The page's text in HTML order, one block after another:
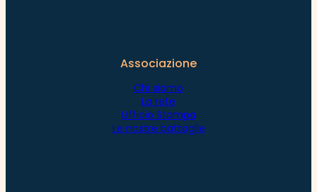
Associazione
Chi siamo
La rete
Ufficio Stampa
Le nostre battaglie